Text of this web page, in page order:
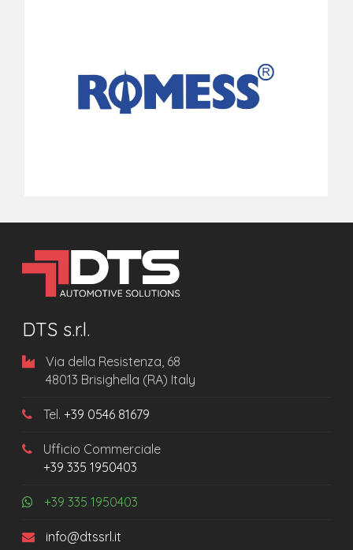
DTS s.r.l.
Via della Resistenza, 68
48013 Brisighella (RA) Italy
Tel.+39 0546 81679
Ufficio Commerciale
+39 335 1950403
+39 335 1950403
info@dtssrl.it